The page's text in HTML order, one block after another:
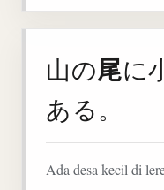
山の尾に
ある。
Ada desa kecil di